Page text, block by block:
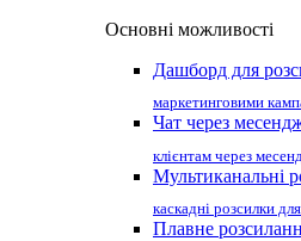
Основні можливості
Дашборд для
маркетинговими
Чат через
клієнтам через
Мультиканальні
каскадні розсилки
Плавне